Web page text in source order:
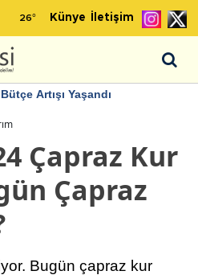
26° Künye İletişim
Artışı Yaşandı
Çapraz Kur
Çapraz
Bugün çapraz kur